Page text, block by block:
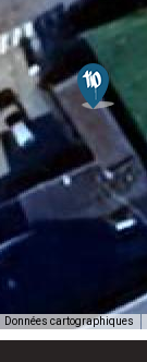
Données cartographiques